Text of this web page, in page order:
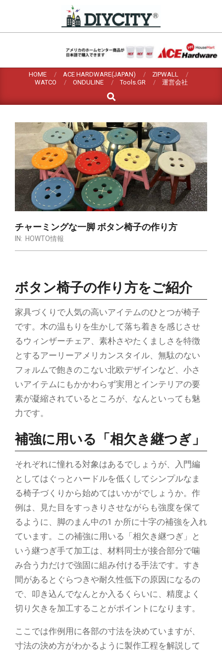
content
HOME ACE HARDWARE(JAPAN)
ZIPWALL
WATCO
ONDULINE Tools.GR
運営会社
Search
チャーミングな一脚 ボタン椅子の作り方
IN: HOWTO情報
ボタン椅子の作り方をご紹介
家具づくりで人気の高いアイテムのひとつが椅子
です。木の温もりを生かして落ち着きを感じさせ
るウィンザーチェア、素朴さやたくましさを特徴
とするアーリーアメリカンスタイル、無駄のない
フォルムで飽きのこない北欧デザインなど、小さ
いアイテムにもかかわらず実用とインテリアの要
素が凝縮されているところが、なんといっても魅
力です。
補強に用いる「相欠き継つぎ」
それぞれに憧れる対象はあるでしょうが、入門編
としてはぐっとハードルを低くしてシンプルなま
る椅子づくりから始めてはいかがでしょうか。作
例は、見た目をすっきりさせながらも強度を保て
るように、脚のまん中の1 か所に十字の補強を入れ
ています。この補強に用いる「相欠き継つぎ」と
いう継つぎ手て加工は、材料同士が接合部分で噛
み合う力だけで強固に組み付ける手法です。すき
間があるとぐらつきや耐久性低下の原因になるの
で、叩き込んでなんとか入るくらいに、精度よく
切り欠きを加工することがポイントになります。
ここでは作例用に各部の寸法を決めていますが、
寸法の決め方がわかるように製作工程を解説して